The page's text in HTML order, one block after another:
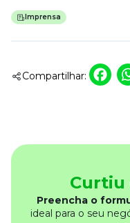
Imprensa
Compartilhar:
Curtiu
Preencha o
ideal para o seu